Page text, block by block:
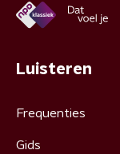
Luisteren
Frequenties
Gids